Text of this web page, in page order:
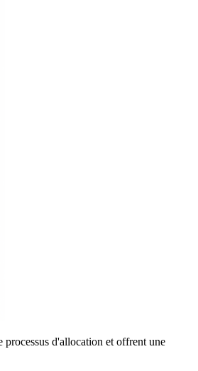
d'allocation et offrent une